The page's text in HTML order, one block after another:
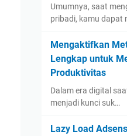
Umumnya, saat
pribadi, kamu dapat
Mengaktifkan
Lengkap untuk
Produktivitas
Dalam era digital
menjadi kunci suk…
Lazy Load